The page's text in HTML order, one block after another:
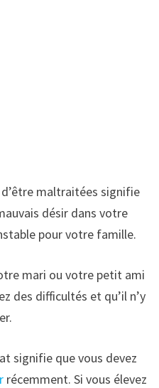
maltraitées signifie
désir dans votre
pour votre famille.
mari ou votre petit ami
des difficultés et qu’il n’y
signifie que vous devez
récemment. Si vous élevez